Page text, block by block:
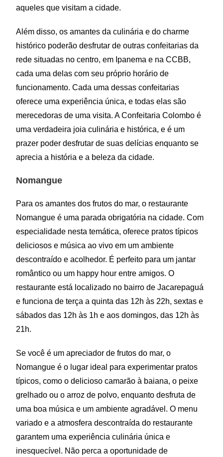
aqueles que visitam a cidade.
Além disso, os amantes da culinária e do charme
histórico poderão desfrutar de outras confeitarias da
rede situadas no centro, em Ipanema e na CCBB,
cada uma delas com seu próprio horário de
funcionamento. Cada uma dessas confeitarias
oferece uma experiência única, e todas elas são
merecedoras de uma visita. A Confeitaria Colombo é
uma verdadeira joia culinária e histórica, e é um
prazer poder desfrutar de suas delícias enquanto se
aprecia a história e a beleza da cidade.
Nomangue
Para os amantes dos frutos do mar, o restaurante
Nomangue é uma parada obrigatória na cidade. Com
especialidade nesta temática, oferece pratos típicos
deliciosos e música ao vivo em um ambiente
descontraído e acolhedor. É perfeito para um jantar
romântico ou um happy hour entre amigos. O
restaurante está localizado no bairro de Jacarepaguá
e funciona de terça a quinta das 12h às 22h, sextas e
sábados das 12h às 1h e aos domingos, das 12h às
21h.
Se você é um apreciador de frutos do mar, o
Nomangue é o lugar ideal para experimentar pratos
típicos, como o delicioso camarão à baiana, o peixe
grelhado ou o arroz de polvo, enquanto desfruta de
uma boa música e um ambiente agradável. O menu
variado e a atmosfera descontraída do restaurante
garantem uma experiência culinária única e
inesquecível. Não perca a oportunidade de